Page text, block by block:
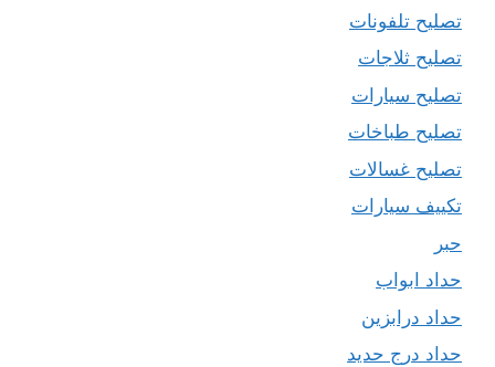
تصليح تلفونات
تصليح ثلاجات
تصليح سيارات
تصليح طباخات
تصليح غسالات
تكييف سيارات
حبر
حداد ابواب
حداد درابزين
حداد درج حديد